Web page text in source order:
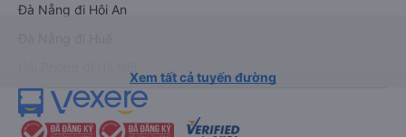
Đà Nẵng đi Hội An
Xem tất cả tuyến đường